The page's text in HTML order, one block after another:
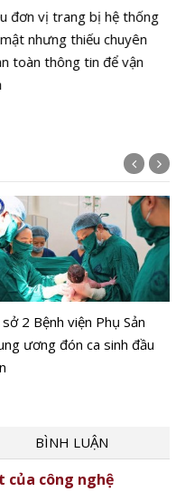
Security Summit
và bài toán an ninh
Việt Nam thời hậu lượng
Báo chí 'Vì sự nghiệp giáo
Việt Nam' 2026 ưu tiên
đề AI và chuyển đổi số
BÌNH LUẬN
của công nghệ